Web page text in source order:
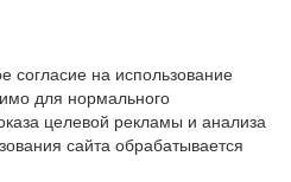
согласие на использование
для нормального
целевой рекламы и анализа
сайта обрабатывается